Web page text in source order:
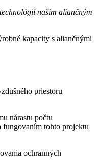
našim aliančným
kapacity s aliančnými
priestoru
nárastu počtu
fungovaním tohto projektu
ochranných